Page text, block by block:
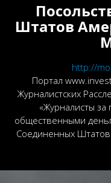
Штатов
http://
Портал
Журналистских
«Журналисты
общественными
Соединенных